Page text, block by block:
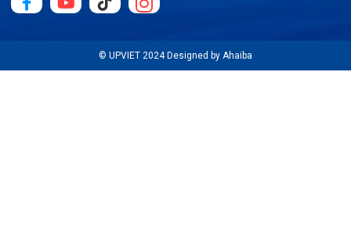
© UPVIET 2024 Designed by Ahaiba